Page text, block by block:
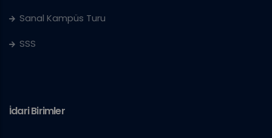
Sanal Kampüs Turu
SSS
İdari Birimler